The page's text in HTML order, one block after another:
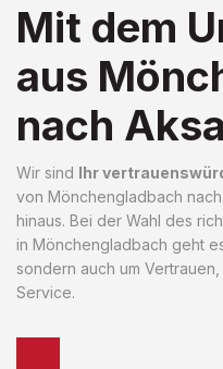
Mit dem
aus
nach
Wir sind Ihr
von Mönchengladbach
hinaus. Bei der Wahl des
in Mönchengladbach geht
sondern auch um
Service.